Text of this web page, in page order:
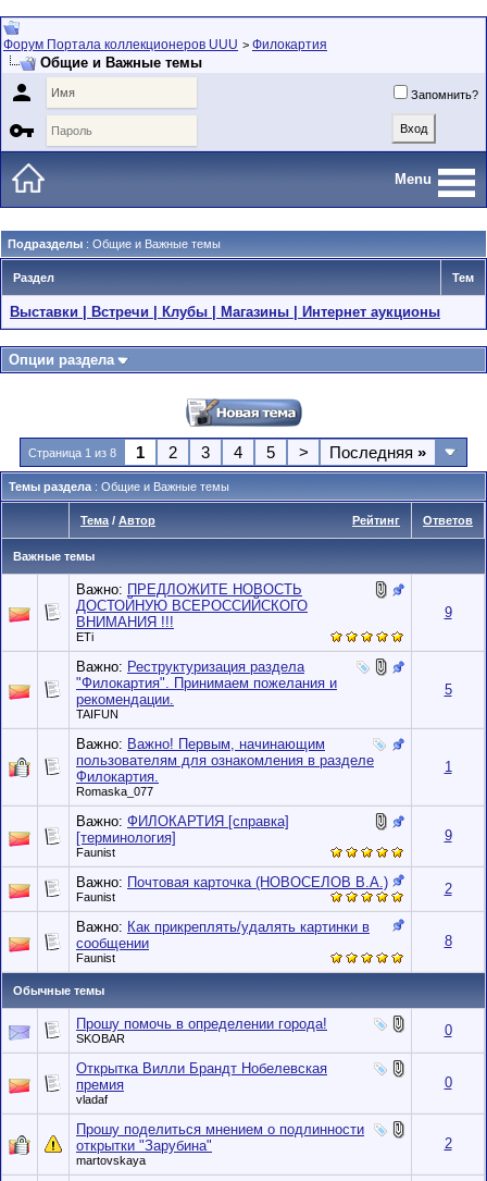
Форум Портала коллекционеров UUU > Филокартия
Общие и Важные темы
 Запомнить?

Menu
Подразделы : Общие и Важные темы
Раздел Тем
Выставки | Встречи | Клубы | Магазины | Интернет аукционы
Опции раздела
Страница 1 из 8 1 2 3 4 5 > Последняя »
Темы раздела : Общие и Важные темы
Рейтинг
Тема / Автор Ответов
Важные темы
Важно: ПРЕДЛОЖИТЕ НОВОСТЬ
ДОСТОЙНУЮ ВСЕРОССИЙСКОГО
ВНИМАНИЯ !!!
ETi
9
Важно: Реструктуризация раздела
"Филокартия". Принимаем пожелания и
рекомендации.
TAIFUN
5
Важно: Важно! Первым, начинающим
пользователям для ознакомления в разделе
Филокартия.
Romaska_077
1
Важно: ФИЛОКАРТИЯ [справка]
[терминология]
Faunist
9
Важно: Почтовая карточка (НОВОСЕЛОВ В.А.)
Faunist 2
Важно: Как прикреплять/удалять картинки в
сообщении
Faunist
8
Обычные темы
Прошу помочь в определении города!
SKOBAR 0
Открытка Вилли Брандт Нобелевская
премия
vladaf
0
Прошу поделиться мнением о подлинности
открытки "Зарубина"
martovskaya
2